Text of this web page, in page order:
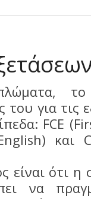
το
για τις
FCE
και
ότι η
να